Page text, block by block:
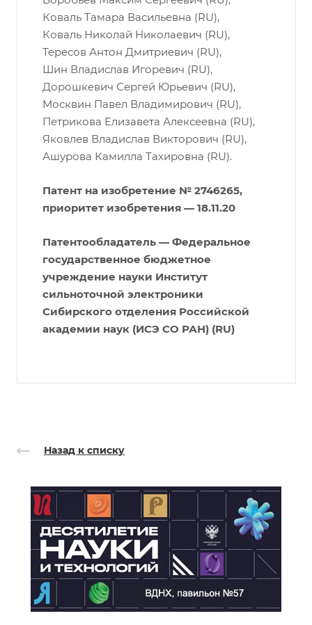
Коваль Тамара Васильевна (RU),
Коваль Николай Николаевич (RU),
Тересов Антон Дмитриевич (RU),
Шин Владислав Игоревич (RU),
Дорошкевич Сергей Юрьевич (RU),
Москвин Павел Владимирович (RU),
Петрикова Елизавета Алексеевна (RU),
Яковлев Владислав Викторович (RU),
Ашурова Камилла Тахировна (RU).
Патент на изобретение № 2746265,
приоритет изобретения — 18.11.20
Патентообладатель — Федеральное
государственное бюджетное
учреждение науки Институт
сильноточной электроники
Сибирского отделения Российской
академии наук (ИСЭ СО РАН) (RU)
Назад к списку